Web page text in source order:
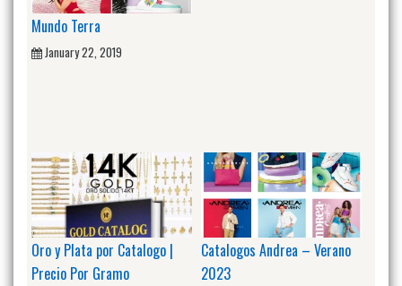
Mundo Terra
January 22, 2019
Oro y Plata por Catalogo |
Precio Por Gramo
Catalogos Andrea – Verano
2023